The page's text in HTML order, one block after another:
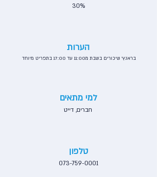
30%
הערות
בראנץ׳ שיכורים בשבת מ11:00 עד 17:00 בתפריט מיוחד
למי מתאים
חברים, דייט
טלפון
073-759-0001